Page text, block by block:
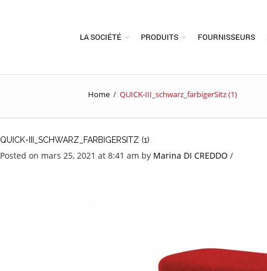
LA SOCIÉTÉ PRODUITS FOURNISSEURS
Home / QUICK-III_schwarz_farbigerSitz (1)
QUICK-III_SCHWARZ_FARBIGERSITZ (1)
Posted on mars 25, 2021 at 8:41 am by Marina DI CREDDO /